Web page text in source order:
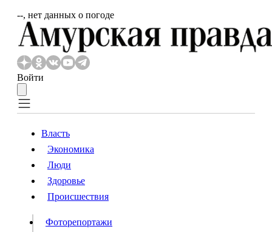
‐‐, нет данных о погоде
Войти
Власть
Происшествия
Видео
Власть
Экономика
Люди
Здоровье
Происшествия
Фоторепортажи